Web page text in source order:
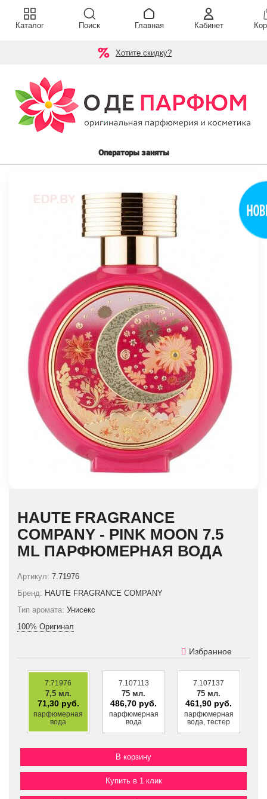
Хотите скидку?
Операторы заняты
HAUTE FRAGRANCE
COMPANY - PINK MOON 7.5
ML ПАРФЮМЕРНАЯ ВОДА
Артикул: 7.71976
Бренд: HAUTE FRAGRANCE COMPANY
Тип аромата: Унисекс
100% Оригинал
Избранное
7.71976
7,5 мл.
71,30 руб.
парфюмерная
вода
7.107113
75 мл.
486,70 руб.
парфюмерная
вода
7.107137
75 мл.
461,90 руб.
парфюмерная
вода, тестер
Купить в 1 клик
Каталог Поиск Главная Кабинет